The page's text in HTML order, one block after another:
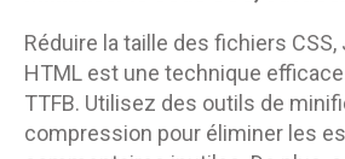
Réduire la taille des fichiers
HTML est une technique
TTFB. Utilisez des outils de
compression pour éliminer les